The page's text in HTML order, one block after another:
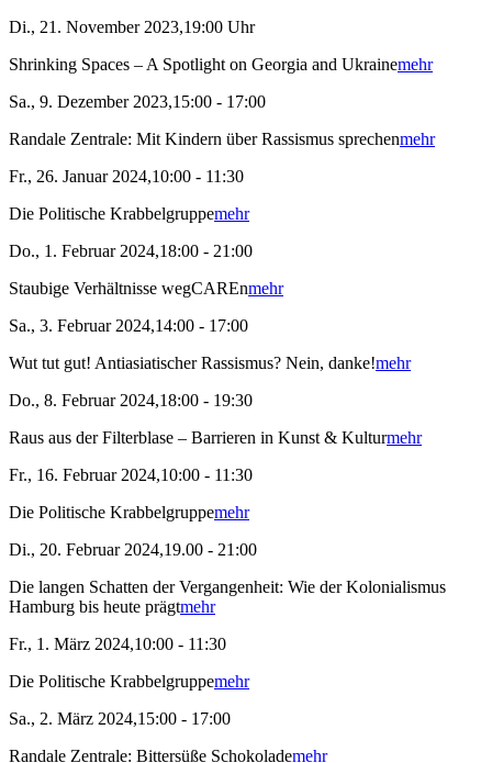
Di., 21. November 2023,19:00 Uhr
Shrinking Spaces – A Spotlight on Georgia and Ukrainemehr
Sa., 9. Dezember 2023,15:00 - 17:00
Randale Zentrale: Mit Kindern über Rassismus sprechenmehr
Fr., 26. Januar 2024,10:00 - 11:30
Die Politische Krabbelgruppemehr
Do., 1. Februar 2024,18:00 - 21:00
Staubige Verhältnisse wegCAREnmehr
Sa., 3. Februar 2024,14:00 - 17:00
Wut tut gut! Antiasiatischer Rassismus? Nein, danke!mehr
Do., 8. Februar 2024,18:00 - 19:30
Raus aus der Filterblase – Barrieren in Kunst & Kulturmehr
Fr., 16. Februar 2024,10:00 - 11:30
Die Politische Krabbelgruppemehr
Di., 20. Februar 2024,19.00 - 21:00
Die langen Schatten der Vergangenheit: Wie der Kolonialismus
Hamburg bis heute prägtmehr
Fr., 1. März 2024,10:00 - 11:30
Die Politische Krabbelgruppemehr
Sa., 2. März 2024,15:00 - 17:00
Randale Zentrale: Bittersüße Schokolademehr